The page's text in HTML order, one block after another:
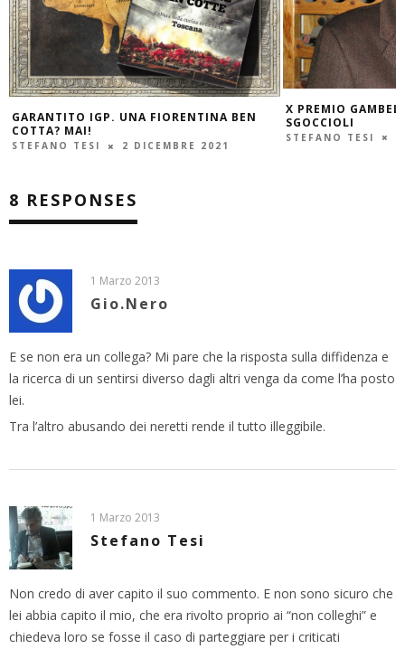
SGOCCIOLI
STEFANO TESI
CONTO ALLA
GAMBELLI
STEFANO TESI
8 RESPONSES
1 Marzo 2013
Gio.Nero
E se non era un collega? Mi pare che la risposta sulla diffidenza e
la ricerca di un sentirsi diverso dagli altri venga da come l’ha posto
lei.
Tra l’altro abusando dei neretti rende il tutto illeggibile.
1 Marzo 2013
Stefano Tesi
Non credo di aver capito il suo commento. E non sono sicuro che
lei abbia capito il mio, che era rivolto proprio ai “non colleghi” e
chiedeva loro se fosse il caso di parteggiare per i criticati